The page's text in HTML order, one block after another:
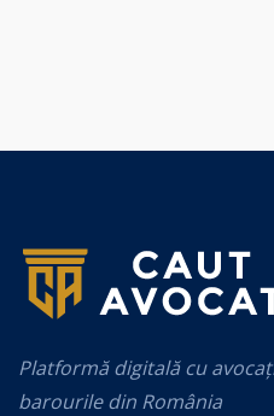
Platformă digitală cu
barourile din România